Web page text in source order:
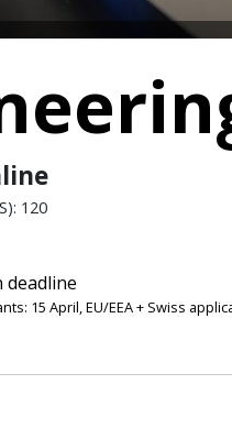
120
deadline
15 April, EU/EEA + Swiss